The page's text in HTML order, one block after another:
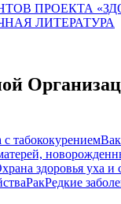
ПРОЕКТА
ЛИТЕРАТУРА
с табококурением
здоровья уха и
РакРедкие